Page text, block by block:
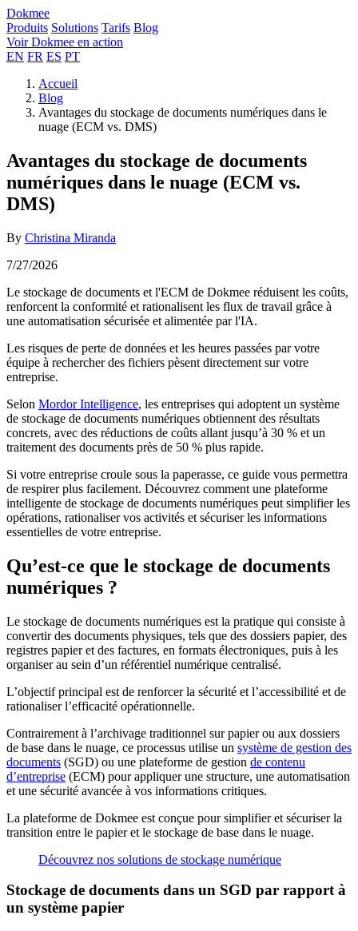
Dokmee
Produits Solutions Tarifs Blog
Voir Dokmee en action
EN FR ES PT
Accueil
Blog
Avantages du stockage de documents numériques dans le
nuage (ECM vs. DMS)
Avantages du stockage de documents
numériques dans le nuage (ECM vs.
DMS)
By Christina Miranda
7/27/2026
Le stockage de documents et l'ECM de Dokmee réduisent les coûts,
renforcent la conformité et rationalisent les flux de travail grâce à
une automatisation sécurisée et alimentée par l'IA.
Les risques de perte de données et les heures passées par votre
équipe à rechercher des fichiers pèsent directement sur votre
entreprise.
Selon Mordor Intelligence, les entreprises qui adoptent un système
de stockage de documents numériques obtiennent des résultats
concrets, avec des réductions de coûts allant jusqu’à 30 % et un
traitement des documents près de 50 % plus rapide.
Si votre entreprise croule sous la paperasse, ce guide vous permettra
de respirer plus facilement. Découvrez comment une plateforme
intelligente de stockage de documents numériques peut simplifier les
opérations, rationaliser vos activités et sécuriser les informations
essentielles de votre entreprise.
Qu’est-ce que le stockage de documents
numériques ?
Le stockage de documents numériques est la pratique qui consiste à
convertir des documents physiques, tels que des dossiers papier, des
registres papier et des factures, en formats électroniques, puis à les
organiser au sein d’un référentiel numérique centralisé.
L’objectif principal est de renforcer la sécurité et l’accessibilité et de
rationaliser l’efficacité opérationnelle.
Contrairement à l’archivage traditionnel sur papier ou aux dossiers
de base dans le nuage, ce processus utilise un système de gestion des
documents (SGD) ou une plateforme de gestion de contenu
d’entreprise (ECM) pour appliquer une structure, une automatisation
et une sécurité avancée à vos informations critiques.
La plateforme de Dokmee est conçue pour simplifier et sécuriser la
transition entre le papier et le stockage de base dans le nuage.
Découvrez nos solutions de stockage numérique
Stockage de documents dans un SGD par rapport à
un système papier